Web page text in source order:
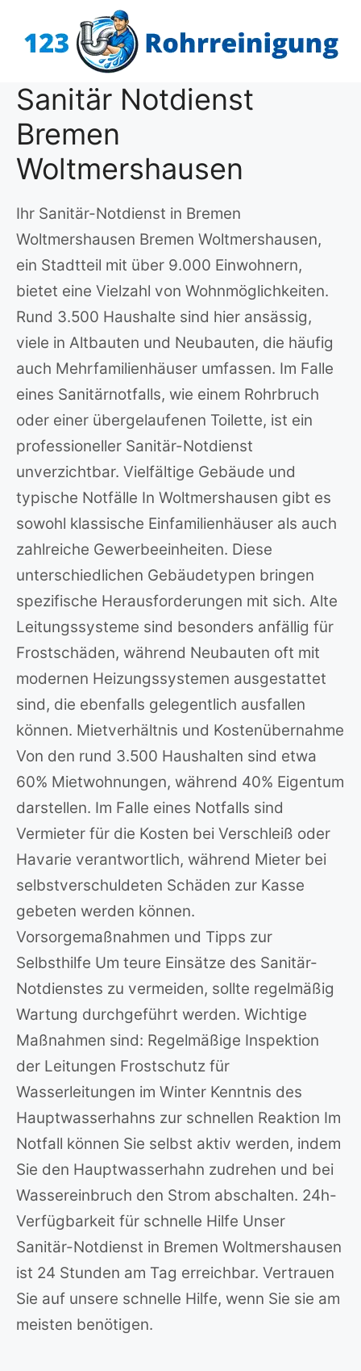
Inhalt
Sanitär Notdienst
Bremen
Woltmershausen
Ihr Sanitär-Notdienst in Bremen
Woltmershausen Bremen Woltmershausen,
ein Stadtteil mit über 9.000 Einwohnern,
bietet eine Vielzahl von Wohnmöglichkeiten.
Rund 3.500 Haushalte sind hier ansässig,
viele in Altbauten und Neubauten, die häufig
auch Mehrfamilienhäuser umfassen. Im Falle
eines Sanitärnotfalls, wie einem Rohrbruch
oder einer übergelaufenen Toilette, ist ein
professioneller Sanitär-Notdienst
unverzichtbar. Vielfältige Gebäude und
typische Notfälle In Woltmershausen gibt es
sowohl klassische Einfamilienhäuser als auch
zahlreiche Gewerbeeinheiten. Diese
unterschiedlichen Gebäudetypen bringen
spezifische Herausforderungen mit sich. Alte
Leitungssysteme sind besonders anfällig für
Frostschäden, während Neubauten oft mit
modernen Heizungssystemen ausgestattet
sind, die ebenfalls gelegentlich ausfallen
können. Mietverhältnis und Kostenübernahme
Von den rund 3.500 Haushalten sind etwa
60% Mietwohnungen, während 40% Eigentum
darstellen. Im Falle eines Notfalls sind
Vermieter für die Kosten bei Verschleiß oder
Havarie verantwortlich, während Mieter bei
selbstverschuldeten Schäden zur Kasse
gebeten werden können.
Vorsorgemaßnahmen und Tipps zur
Selbsthilfe Um teure Einsätze des Sanitär-
Notdienstes zu vermeiden, sollte regelmäßig
Wartung durchgeführt werden. Wichtige
Maßnahmen sind: Regelmäßige Inspektion
der Leitungen Frostschutz für
Wasserleitungen im Winter Kenntnis des
Hauptwasserhahns zur schnellen Reaktion Im
Notfall können Sie selbst aktiv werden, indem
Sie den Hauptwasserhahn zudrehen und bei
Wassereinbruch den Strom abschalten. 24h-
Verfügbarkeit für schnelle Hilfe Unser
Sanitär-Notdienst in Bremen Woltmershausen
ist 24 Stunden am Tag erreichbar. Vertrauen
Sie auf unsere schnelle Hilfe, wenn Sie sie am
meisten benötigen.